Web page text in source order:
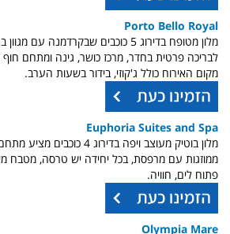
Porto Bello Royal
מלון מטופח בדירוג 5 כוכבים שבקרדמנה
לבריכה פרטית בחדר, מרכז כושר, גינה ומתחם
מקום האירוח כולל ג'קוזי, בידור בשעות הערב.
Euphoria Suites and Spa
מלון בוטיק מעוצב ויפה בדירוג
ממוזגות עם מרפסת, בכל יחידה יש טרסה, מטבח
פתוח לים, חוויה.
Olympia Mare